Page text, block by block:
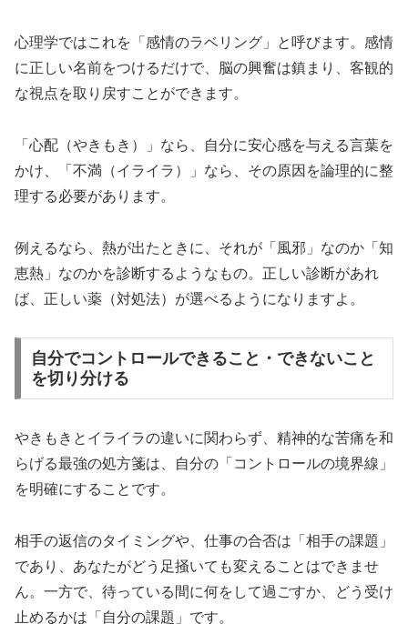
心理学ではこれを「感情のラベリング」と呼びます。感情
に正しい名前をつけるだけで、脳の興奮は鎮まり、客観的
な視点を取り戻すことができます。
「心配（やきもき）」なら、自分に安心感を与える言葉を
かけ、「不満（イライラ）」なら、その原因を論理的に整
理する必要があります。
例えるなら、熱が出たときに、それが「風邪」なのか「知
恵熱」なのかを診断するようなもの。正しい診断があれ
ば、正しい薬（対処法）が選べるようになりますよ。
自分でコントロールできること・できないこと
を切り分ける
やきもきとイライラの違いに関わらず、精神的な苦痛を和
らげる最強の処方箋は、自分の「コントロールの境界線」
を明確にすることです。
相手の返信のタイミングや、仕事の合否は「相手の課題」
であり、あなたがどう足掻いても変えることはできませ
ん。一方で、待っている間に何をして過ごすか、どう受け
止めるかは「自分の課題」です。